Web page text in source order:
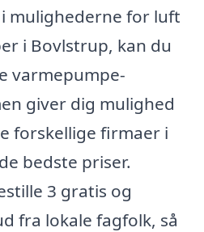
mulighederne for luft
i Bovlstrup, kan du
varmepumpe-
giver dig mulighed
forskellige firmaer i
bedste priser.
3 gratis og
fra lokale fagfolk, så